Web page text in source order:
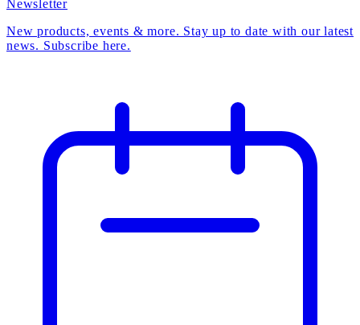
Newsletter
New products, events & more. Stay up to date with our latest
news. Subscribe here.